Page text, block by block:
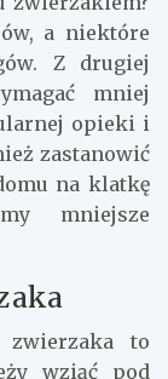
a niektóre
Z drugiej
mniej
opieki i
zastanowić
na klatkę
mniejsze
zwierzaka to
wziąć pod